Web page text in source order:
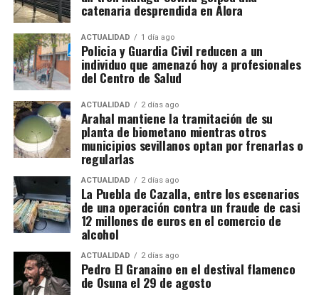
García Pargañeda recibió cuatro varas en los
Arquillos de la Rosa con obligación de edificar en
quince días. Pedro del Campillo solicitó intervenir
sobre un «terraplén intermedio entre las murallas».
calcula provisionalmente en 11,9 millones de euros
las cuotas de IVA presuntamente defraudadas
durante los ejercicios fiscales comprendidos entre
2018 y 2025. La cifra, advierten los investigadores,
todavía podría aumentar a medida que se estudie la
documentación intervenida.
Registros en La Puebla de Cazalla
La conexión con La Puebla no es meramente
territorial. La fase operativa se desarrolló el pasado
14 de julio de 2026 y comprendió nueve entradas y
registros en sociedades mercantiles situadas en La
Puebla de Cazalla, Valencia, Badajoz y Córdoba,
además del registro de un domicilio particular en La
Puebla de Cazalla. La información oficial no precisa,
al menos por ahora, cuántas de las nueve empresas
catenaria desprendida en Álora
ACTUALIDAD 1 día ago
Policia y Guardia Civil reducen a un
individuo que amenazó hoy a profesionales
del Centro de Salud
ACTUALIDAD 2 días ago
Arahal mantiene la tramitación de su
planta de biometano mientras otros
municipios sevillanos optan por frenarlas o
regularlas
ACTUALIDAD 2 días ago
La Puebla de Cazalla, entre los escenarios
de una operación contra un fraude de casi
12 millones de euros en el comercio de
alcohol
ACTUALIDAD 2 días ago
Pedro El Granaino en el destival flamenco
de Osuna el 29 de agosto